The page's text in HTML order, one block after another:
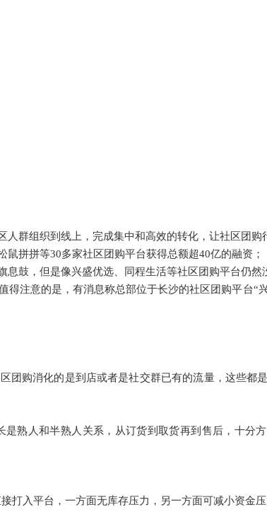
群组织到线上，完成集中和高效的转化，让社区团购
鼠拼拼等30多家社区团购平台获得总额超40亿的融资 ；
鼓，但是像兴盛优选、同程生活等社区团购平台仍然
得注意的是， 有消息称总部位于长沙的社区团购平台“
团购消化的是到店或者是社交群已有的流量，这些都
熟人和半熟人关系，从订货到取货再到售后，十分
打入平台，一方面无库存压力，另一方面可减小资金压